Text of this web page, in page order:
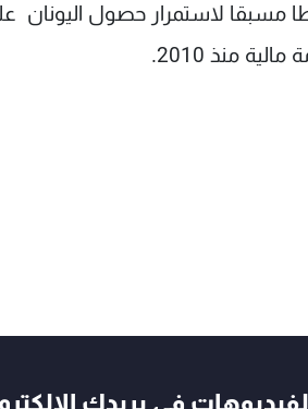
مسبقا لاستمرار حصول اليونان
منذ 2010.
في بريدك